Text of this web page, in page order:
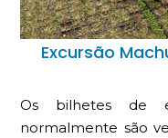
Excursão
Os bilhetes de
normalmente são